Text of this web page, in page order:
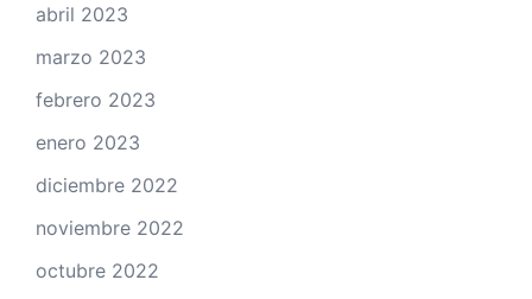
abril 2023
marzo 2023
febrero 2023
enero 2023
diciembre 2022
noviembre 2022
octubre 2022